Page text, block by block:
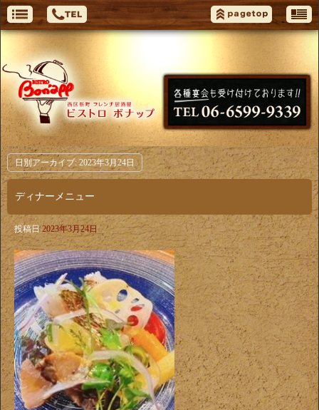
日別アーカイブ: 2023年3月24日
ディナーメニュー
投稿日 2023年3月24日